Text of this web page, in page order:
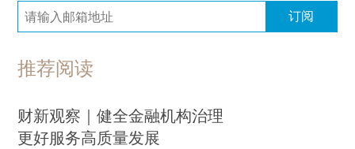
订阅
推荐阅读
财新观察｜健全金融机构治理
更好服务高质量发展